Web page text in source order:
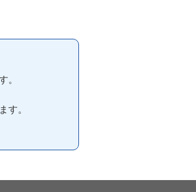
。
す。